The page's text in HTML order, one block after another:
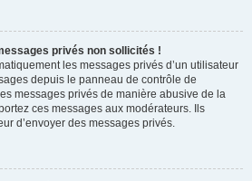
privés non sollicités !
les messages privés d’un utilisateur
depuis le panneau de contrôle de
messages privés de manière abusive de la
ces messages aux modérateurs. Ils
d’envoyer des messages privés.